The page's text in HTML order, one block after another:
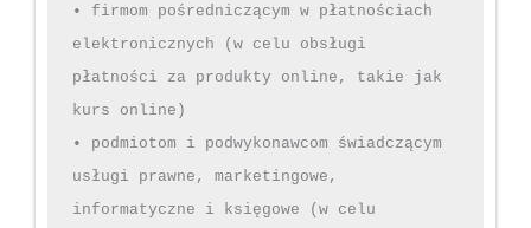
• firmom pośredniczącym w płatnościach
elektronicznych (w celu obsługi
płatności za produkty online, takie jak
kurs online)
• podmiotom i podwykonawcom świadczącym
usługi prawne, marketingowe,
informatyczne i księgowe (w celu